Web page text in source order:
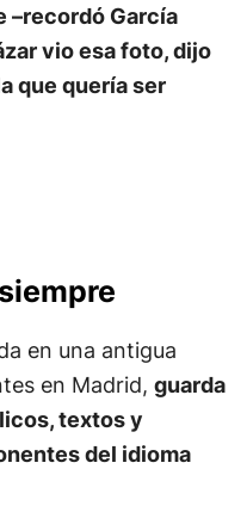
–recordó García
vio esa foto, dijo
que quería ser
en una antigua
en Madrid, guarda
textos y
del idioma